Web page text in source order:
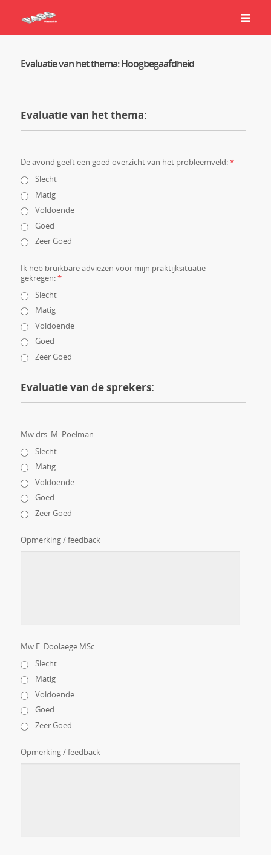
Evaluatie van het thema: Hoogbegaafdheid
Evaluatie van het thema:
De avond geeft een goed overzicht van het probleemveld:*
Slecht
Matig
Voldoende
Goed
Zeer Goed
Ik heb bruikbare adviezen voor mijn praktijksituatie
gekregen:*
Slecht
Matig
Voldoende
Goed
Zeer Goed
Evaluatie van de sprekers:
Mw drs. M. Poelman
Slecht
Matig
Voldoende
Goed
Zeer Goed
Opmerking / feedback
Mw E. Doolaege MSc
Slecht
Matig
Voldoende
Goed
Zeer Goed
Opmerking / feedback